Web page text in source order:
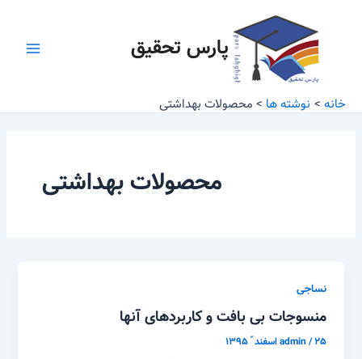
پارس تحقیق
خانه نوشته ها محصولات بهداشتی
محصولات بهداشتی
نساجی
منسوجات بی بافت و کاربردهای آنها
admin/۲۵ اسفند ّ ۱۳۹۵